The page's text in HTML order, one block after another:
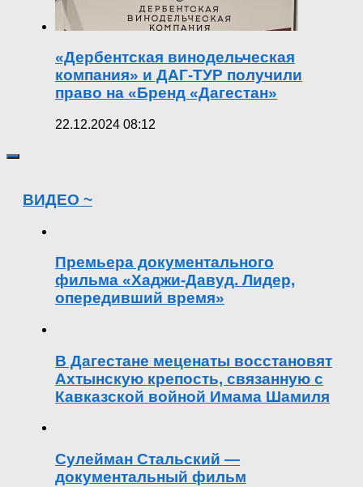
«Дербентская винодельческая
компания» и ДАГ-ТУР получили
право на «Бренд «Дагестан»
22.12.2024 08:12
ВИДЕО ~
Премьера документального
фильма «Хаджи-Давуд. Лидер,
опередивший время»
В Дагестане меценаты восстановят
Ахтынскую крепость, связанную с
Кавказской войной Имама Шамиля
Сулейман Стальский —
документальный фильм